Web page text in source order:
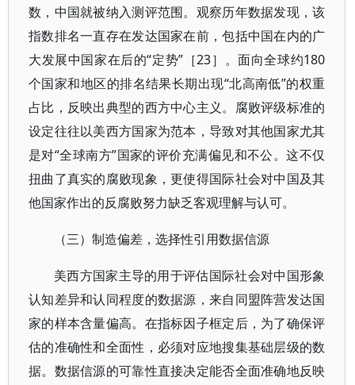
数，中国就被纳入测评范围。观察历年数据发现，该
指数排名一直存在发达国家在前，包括中国在内的广
大发展中国家在后的“定势”［23］。面向全球约180
个国家和地区的排名结果长期出现“北高南低”的权重
占比，反映出典型的西方中心主义。腐败评级标准的
设定往往以美西方国家为范本，导致对其他国家尤其
是对“全球南方”国家的评价充满偏见和不公。这不仅
扭曲了真实的腐败现象，更使得国际社会对中国及其
他国家作出的反腐败努力缺乏客观理解与认可。
（三）制造偏差，选择性引用数据信源
美西方国家主导的用于评估国际社会对中国形象
认知差异和认同程度的数据源，来自同盟阵营发达国
家的样本含量偏高。在指标因子框定后，为了确保评
估的准确性和全面性，必须对应地搜集基础层级的数
据。数据信源的可靠性直接决定能否全面准确地反映